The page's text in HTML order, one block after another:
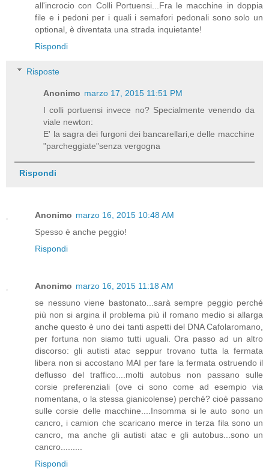
all'incrocio con Colli Portuensi...Fra le macchine in doppia
file e i pedoni per i quali i semafori pedonali sono solo un
optional, è diventata una strada inquietante!
Rispondi
Risposte
Anonimo marzo 17, 2015 11:51 PM
I colli portuensi invece no? Specialmente venendo da
viale newton:
E' la sagra dei furgoni dei bancarellari,e delle macchine
"parcheggiate"senza vergogna
Rispondi
Anonimo marzo 16, 2015 10:48 AM
Spesso è anche peggio!
Rispondi
Anonimo marzo 16, 2015 11:18 AM
se nessuno viene bastonato...sarà sempre peggio perché
più non si argina il problema più il romano medio si allarga
anche questo è uno dei tanti aspetti del DNA Cafolaromano,
per fortuna non siamo tutti uguali. Ora passo ad un altro
discorso: gli autisti atac seppur trovano tutta la fermata
libera non si accostano MAI per fare la fermata ostruendo il
deflusso del traffico....molti autobus non passano sulle
corsie preferenziali (ove ci sono come ad esempio via
nomentana, o la stessa gianicolense) perché? cioè passano
sulle corsie delle macchine....Insomma si le auto sono un
cancro, i camion che scaricano merce in terza fila sono un
cancro, ma anche gli autisti atac e gli autobus...sono un
cancro.........
Rispondi